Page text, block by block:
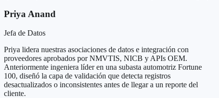
Priya Anand
Jefa de Datos
Priya lidera nuestras asociaciones de datos e integración con
proveedores aprobados por NMVTIS, NICB y APIs OEM.
Anteriormente ingeniera líder en una subasta automotriz Fortune
100, diseñó la capa de validación que detecta registros
desactualizados o inconsistentes antes de llegar a un reporte del
cliente.